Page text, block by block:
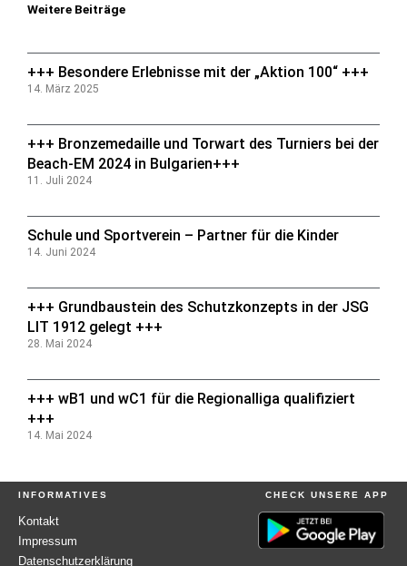
Weitere Beiträge
+++ Besondere Erlebnisse mit der „Aktion 100“ +++
14. März 2025
+++ Bronzemedaille und Torwart des Turniers bei der
Beach-EM 2024 in Bulgarien+++
11. Juli 2024
Schule und Sportverein – Partner für die Kinder
14. Juni 2024
+++ Grundbaustein des Schutzkonzepts in der JSG
LIT 1912 gelegt +++
28. Mai 2024
+++ wB1 und wC1 für die Regionalliga qualifiziert
+++
14. Mai 2024
INFORMATIVES
Kontakt
Impressum
Datenschutzerklärung
CHECK UNSERE APP